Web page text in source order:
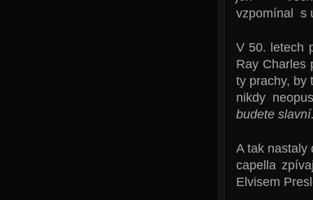
vzpomínal s
V 50. letech
Ray Charles
ty prachy, by
nikdy
budete
A tak nastaly
capella
Elvisem